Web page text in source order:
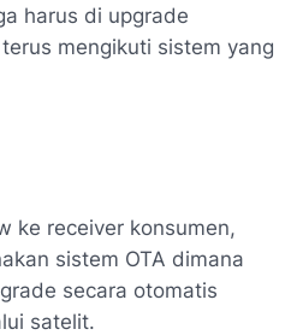
harus di upgrade
mengikuti sistem yang
ke receiver konsumen,
sistem OTA dimana
secara otomatis
satelit.